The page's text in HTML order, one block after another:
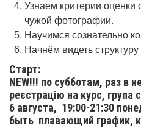
Узнаем критерии оценки
чужой фотографии.
Научимся сознательно
Начнём видеть структуру
Старт:
NEW!!! по субботам, раз в
реєстрацію на курс, група
6 августа, 19:00-21:30
быть плавающий график,